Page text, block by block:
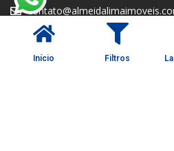
O que procura?
Alugar imóvel
Início Filtros